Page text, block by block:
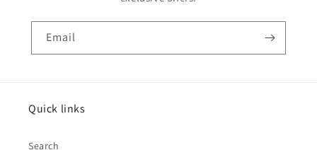
Email
Quick links
Search